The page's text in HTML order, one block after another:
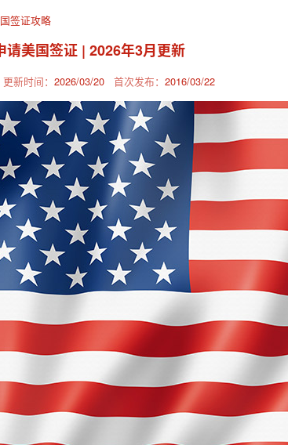
签证攻略
请美国签证 | 2026年3月更新
更新时间： 2026/03/20 首次发布： 2016/03/22